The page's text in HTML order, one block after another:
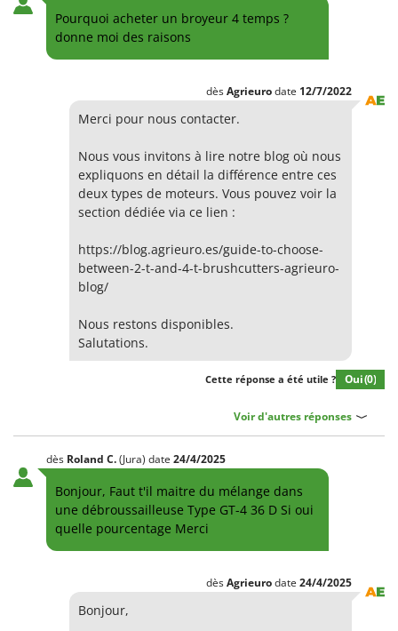
Pourquoi acheter un broyeur 4 temps ?
donne moi des raisons
dèsAgrieurodate 12/7/2022
Merci pour nous contacter.
Nous vous invitons à lire notre blog où nous
expliquons en détail la différence entre ces
deux types de moteurs. Vous pouvez voir la
section dédiée via ce lien :
https://blog.agrieuro.es/guide-to-choose-
between-2-t-and-4-t-brushcutters-agrieuro-
blog/
Nous restons disponibles.
Salutations.
Cette réponse a été utile ? Oui(0)
Voir d'autres réponses
dès Roland C.(Jura) date 24/4/2025
Bonjour, Faut t'il maitre du mélange dans
une débroussailleuse Type GT-4 36 D Si oui
quelle pourcentage Merci
dèsAgrieurodate 24/4/2025
Bonjour,